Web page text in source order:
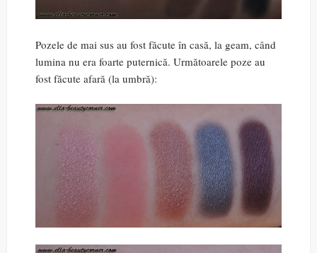
Pozele de mai sus au fost făcute în casă, la geam, când
lumina nu era foarte puternică. Următoarele poze au
fost făcute afară (la umbră):